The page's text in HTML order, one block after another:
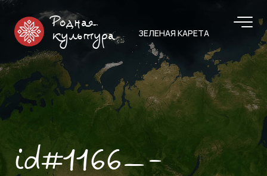
Родная
культура
ЗЕЛЕНАЯ КАРЕТА
id#1166—-